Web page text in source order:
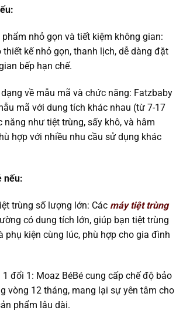
nhỏ gọn và tiết kiệm không gian:
thiết kế nhỏ gọn, thanh lịch, dễ dàng đặt
bếp hạn chế.
về mẫu mã và chức năng: Fatzbaby
mã với dung tích khác nhau (từ 7-17
năng như tiệt trùng, sấy khô, và hâm
hợp với nhiều nhu cầu sử dụng khác
nếu:
trùng số lượng lớn: Các máy tiệt trùng
có dung tích lớn, giúp bạn tiệt trùng
phụ kiện cùng lúc, phù hợp cho gia đình
1 đổi 1: Moaz BéBé cung cấp chế độ bảo
vòng 12 tháng, mang lại sự yên tâm cho
phẩm lâu dài.